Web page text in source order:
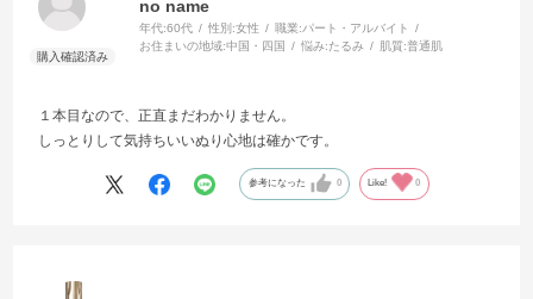
no name
年代:60代 性別:女性 職業:パート・アルバイト
お住まいの地域:中国・四国 悩み:たるみ 肌質:普通肌
１本目なので、正直まだわかりません。
しっとりして気持ちいいぬり心地は確かです。
参考になった 0 Like! 0